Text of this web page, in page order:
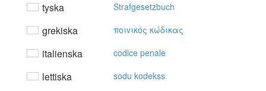
tyska Strafgesetzbuch
grekiska πoιvικός κώδικας
italienska codice penale
lettiska sodu kodekss